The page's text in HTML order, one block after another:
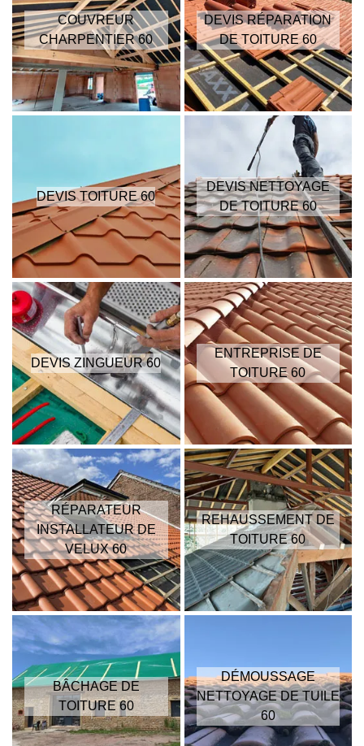
COUVREUR
CHARPENTIER 60
DEVIS RÉPARATION
DE TOITURE 60
DEVIS TOITURE 60
DEVIS NETTOYAGE
DE TOITURE 60
DEVIS ZINGUEUR 60
ENTREPRISE DE
TOITURE 60
RÉPARATEUR
INSTALLATEUR DE
VELUX 60
REHAUSSEMENT DE
TOITURE 60
BÂCHAGE DE
TOITURE 60
DÉMOUSSAGE
NETTOYAGE DE TUILE
60